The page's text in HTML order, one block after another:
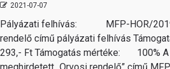
2021-07-07
Pályázati felhívás: MFP-HOR/2019
rendelő című pályázati felhívás
293,- Ft Támogatás mértéke: 100% A
meghirdetett „Orvosi rendelő” című